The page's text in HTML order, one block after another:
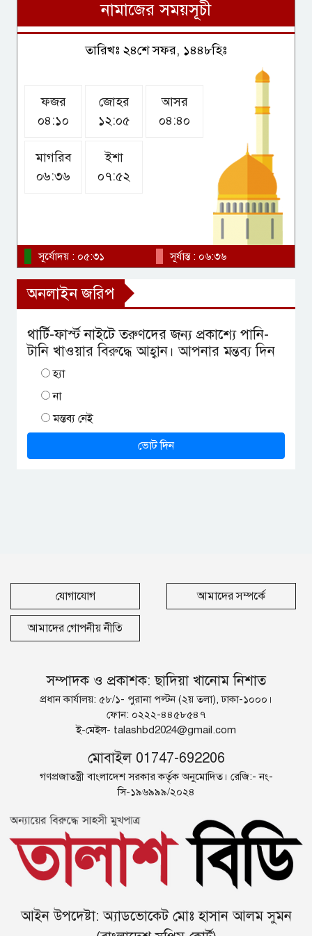
দাবানলে জ্বলছে কানাডা, ২০
হাজারের বেশি মানুষকে সরানোর
নির্দেশ
ফটিকছড়িতে পৌঁছেছেন প্রধানমন্ত্রী
মাভাবিপ্রবিতে ‘কারিকুলাম
অ্যাক্রেডিটেশন’ শীর্ষক প্রশিক্ষণ
অনুষ্ঠিত
নামাজের সময়সূচী
তারিখঃ ২৪শে সফর, ১৪৪৮হিঃ
ফজর
০৪:১০
জোহর
১২:০৫
আসর
০৪:৪০
মাগরিব
০৬:৩৬
ইশা
০৭:৫২
সূর্যোদয় : ০৫:৩১ সূর্যাস্ত : ০৬:৩৬
অনলাইন জরিপ
থার্টি-ফার্স্ট নাইটে তরুণদের জন্য প্রকাশ্যে পানি-
টানি খাওয়ার বিরুদ্ধে আহ্বান। আপনার মন্তব্য দিন
হ্যা
না
মন্তব্য নেই
ভোট দিন
যোগাযোগ আমাদের সম্পর্কে
আমাদের গোপনীয় নীতি
সম্পাদক ও প্রকাশক: ছাদিয়া খানোম নিশাত
প্রধান কার্যালয়: ৫৮/১- পুরানা পল্টন (২য় তলা), ঢাকা-১০০০।
ফোন: ০২২২-৪৪৫৮৫৪৭
ই-মেইল- talashbd2024@gmail.com
মোবাইল 01747-692206
গণপ্রজাতন্ত্রী বাংলাদেশ সরকার কর্তৃক অনুমোদিত। রেজি:- নং-
সি-১৯৬৯৯৯/২০২৪
আইন উপদেষ্টা: অ্যাডভোকেট মোঃ হাসান আলম সুমন